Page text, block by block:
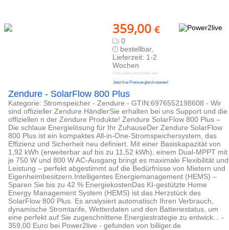
359,00 €
0
bestellbar,
Lieferzeit: 1-2
Wochen
Preis kann jetzt höher sein
Jetzt live Preisvergleich starten!
Zendure - SolarFlow 800 Plus
Kategorie: Stromspeicher - Zendure - GTIN:6976552198608 - Wir
sind offizieller Zendure HändlerSie erhalten bei uns Support und die
offiziellen n der Zendure Produkte! Zendure SolarFlow 800 Plus –
Die schlaue Energielösung für Ihr ZuhauseDer Zendure SolarFlow
800 Plus ist ein kompaktes All-in-One-Stromspeichersystem, das
Effizienz und Sicherheit neu definiert. Mit einer Basiskapazität von
1,92 kWh (erweiterbar auf bis zu 11,52 kWh), einem Dual-MPPT mit
je 750 W und 800 W AC-Ausgang bringt es maximale Flexibilität und
Leistung – perfekt abgestimmt auf die Bedürfnisse von Mietern und
Eigenheimbesitzern.Intelligentes Energiemanagement (HEMS) –
Sparen Sie bis zu 42 % EnergiekostenDas KI-gestützte Home
Energy Management System (HEMS) ist das Herzstück des
SolarFlow 800 Plus. Es analysiert automatisch Ihren Verbrauch,
dynamische Stromtarife, Wetterdaten und den Batteriestatus, um
eine perfekt auf Sie zugeschnittene Energiestrategie zu entwick... -
359,00 Euro bei Power2live - gefunden von billiger.de